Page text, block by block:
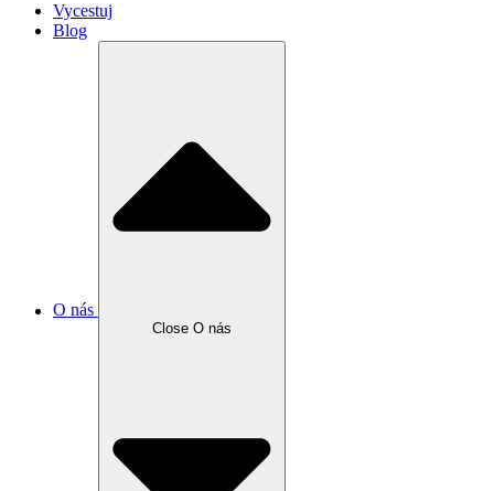
Vycestuj
Blog
O nás
Close O nás